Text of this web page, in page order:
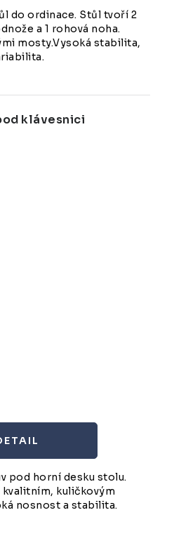
do ordinace. Stůl tvoří 2
a 1 rohová noha.
mosty.Vysoká stabilita,
klávesnici
pod horní desku stolu.
kvalitním, kuličkovým
nosnost a stabilita.